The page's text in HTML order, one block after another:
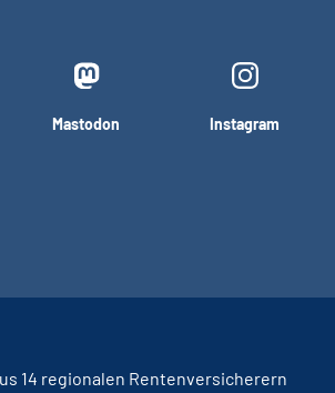
Mastodon Instagram
14 regionalen Rentenversicherern